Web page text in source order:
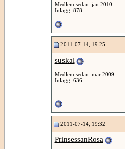
Medlem sedan: jan 2010
Inlägg: 878
2011-07-14, 19:25
suskal
Medlem sedan: mar 2009
Inlägg: 636
2011-07-14, 19:32
PrinsessanRosa